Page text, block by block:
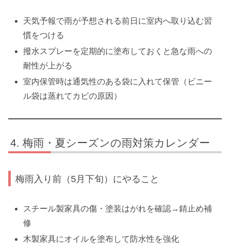
天気予報で雨が予想される前日に室内へ取り込む習
慣をつける
撥水スプレーを定期的に塗布しておくと急な雨への
耐性が上がる
室内保管時は通気性のある袋に入れて保管（ビニー
ル袋は蒸れてカビの原因）
梅雨・夏シーズンの雨対策カレンダー
梅雨入り前（5月下旬）にやること
スチール製家具の傷・塗装はがれを確認→錆止め補
修
木製家具にオイルを塗布して防水性を強化